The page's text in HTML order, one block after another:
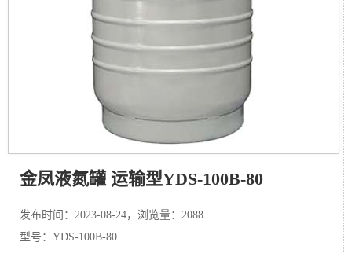
金凤液氮罐 运输型YDS-100B-80
发布时间：2023-08-24，浏览量：2088
型号：YDS-100B-80